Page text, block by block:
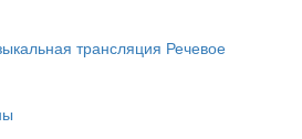
трансляция Речевое